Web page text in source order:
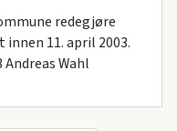
redegjøre
11. april 2003.
Wahl